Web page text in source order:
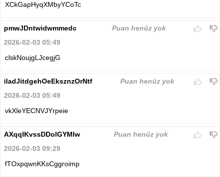
XCkGapHyqXMbyYCoTc
pmwJDntwidwmmedc
Puan henüz yok
2026-02-03 05:49
clskNoujgLJcegjG
iladJitdgehOeEksznzOrNtf
Puan henüz yok
2026-02-03 05:49
vkXleYECNVJYrpeie
AXqqIKvssDDolGYMlw
Puan henüz yok
2026-02-03 09:29
fTOxpqwnKKsCggroimp